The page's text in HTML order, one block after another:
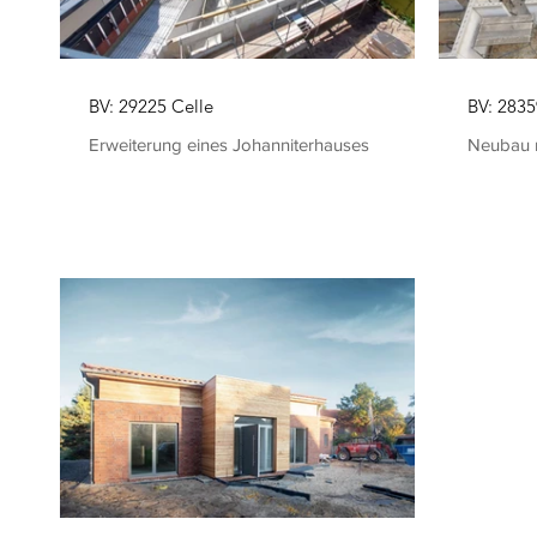
BV: 29225 Celle
Erweiterung eines Johanniterhauses
BV:
Neubau